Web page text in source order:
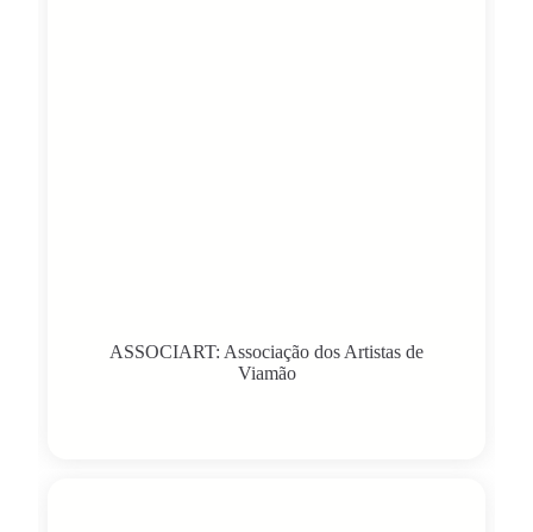
ASSOCIART: Associação dos Artistas de
Viamão